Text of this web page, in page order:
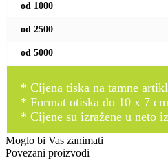
od 1000
od 2500
od 5000
* Cijena tiska na tamne
* Format otiska do 10 x 7
* Cijene su izražene u neto
Moglo bi Vas zanimati
Povezani proizvodi